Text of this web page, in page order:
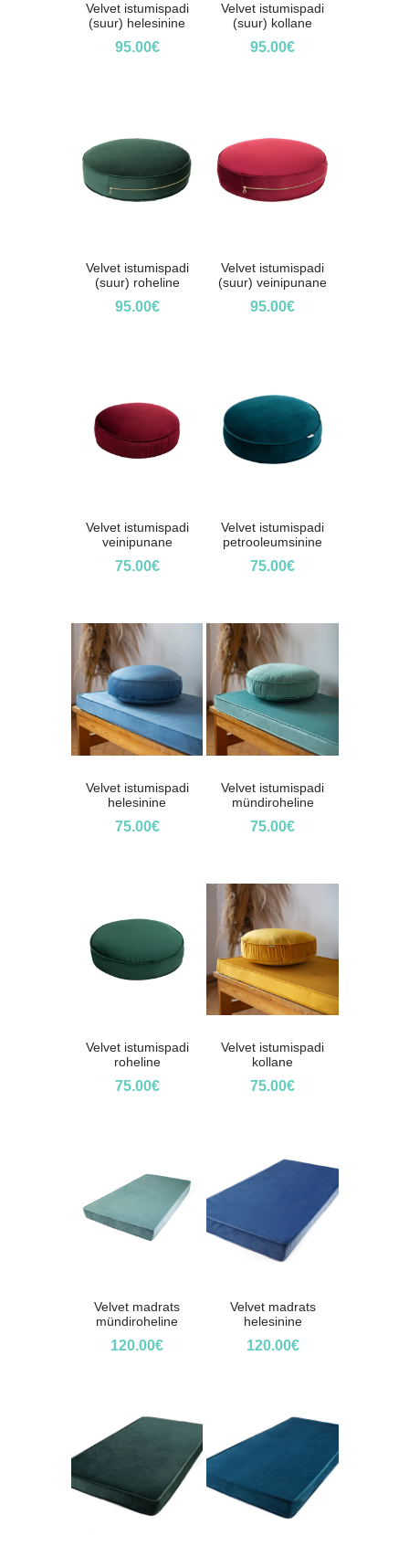
Velvet istumispadi
(suur) helesinine
95.00€
Velvet istumispadi
(suur) kollane
95.00€
Velvet istumispadi
(suur) roheline
95.00€
Velvet istumispadi
(suur) veinipunane
95.00€
Velvet istumispadi
veinipunane
75.00€
Velvet istumispadi
petrooleumsinine
75.00€
Velvet istumispadi
helesinine
75.00€
Velvet istumispadi
mündiroheline
75.00€
Velvet istumispadi
roheline
75.00€
Velvet istumispadi
kollane
75.00€
Velvet madrats
mündiroheline
120.00€
Velvet madrats
helesinine
120.00€